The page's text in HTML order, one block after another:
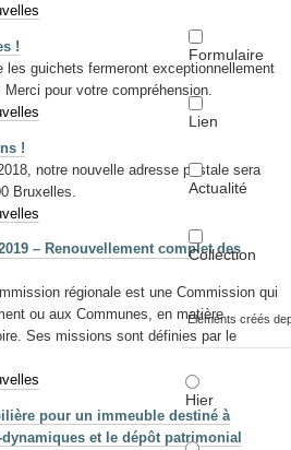
Formulaire
Lien
Actualité
Collection
Éléments créés
Hier
!
les guichets fermeront exceptionnellement
pour votre compréhension.
!
notre nouvelle adresse postale sera
Bruxelles.
– Renouvellement complet des
régionale est une Commission qui
ou aux Communes, en matière
Ses missions sont définies par le
pour un immeuble destiné à
et le dépôt patrimonial